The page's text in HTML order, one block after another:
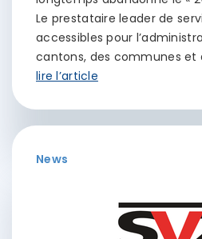
Le prestataire leader de
accessibles pour
cantons, des communes et
lire l’article
News